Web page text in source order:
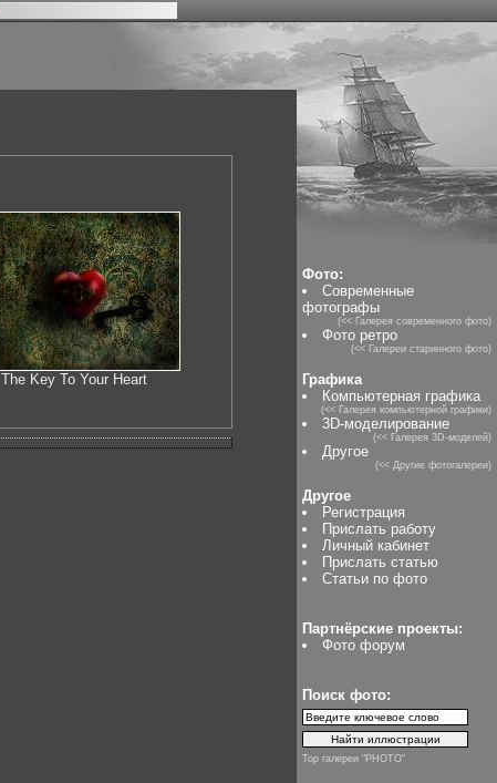
The Key To Your Heart
Фото:
Современные
фотографы
(<< Галерея современного фото)
Фото ретро
(<< Галереи старинного фото)
Графика
Компьютерная графика
(<< Галерея компьютерной графики)
3D-моделирование
(<< Галерея 3D-моделей)
Другое
(<< Другие фотогалереи)
Другое
Регистрация
Прислать работу
Личный кабинет
Прислать статью
Статьи по фото
Партнёрские проекты:
Фото форум
Поиск фото:
Top галереи "PHOTO"